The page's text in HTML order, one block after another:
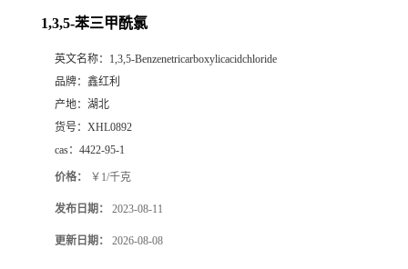
1,3,5-苯三甲酰氯
英文名称： 1,3,5-Benzenetricarboxylicacidchloride
品牌： 鑫红利
产地： 湖北
货号： XHL0892
cas： 4422-95-1
价格： ￥1/千克
发布日期： 2023-08-11
更新日期： 2026-08-08